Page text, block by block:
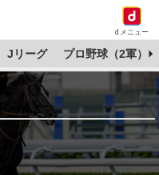
dメニュー
Jリーグ プロ野球（2軍）